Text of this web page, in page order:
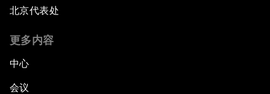
北京代表处
更多内容
中心
会议